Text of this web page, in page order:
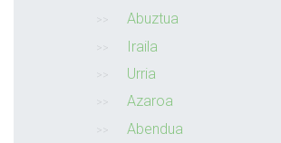
Abuztua
Iraila
Urria
Azaroa
Abendua